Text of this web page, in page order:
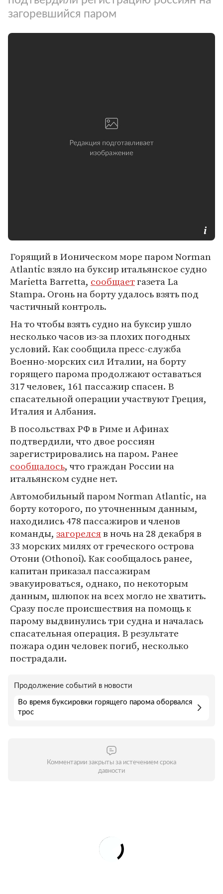
загоревшийся паром
Горящий в Ионическом море паром Norman
Atlantic взяло на буксир итальянское судно
Marietta Barretta, сообщаетгазета La
Stampa. Огонь на борту удалось взять под
частичный контроль.
На то чтобы взять судно на буксир ушло
несколько часов из-за плохих погодных
условий. Как сообщила пресс-служба
Военно-морских сил Италии, на борту
горящего парома продолжают оставаться
317 человек, 161 пассажир спасен. В
спасательной операции участвуют Греция,
Италия и Албания.
В посольствах РФ в Риме и Афинах
подтвердили, что двое россиян
зарегистрировались на паром. Ранее
сообщалось, что граждан России на
итальянском судне нет.
Автомобильный паром Norman Atlantic, на
борту которого, по уточненным данным,
находились 478 пассажиров и членов
команды, загорелсяв ночь на 28 декабря в
33 морских милях от греческого острова
Отони (Othonoi). Как сообщалось ранее,
капитан приказал пассажирам
эвакуироваться, однако, по некоторым
данным, шлюпок на всех могло не хватить.
Сразу после происшествия на помощь к
парому выдвинулись три судна и началась
спасательная операция. В результате
пожара один человек погиб, несколько
пострадали.
Продолжение событий в новости
Во время буксировки горящего парома оборвался
трос
Комментарии закрыты за истечением срока
давности